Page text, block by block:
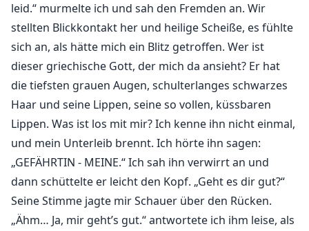
leid.“ murmelte ich und sah den Fremden an. Wir
stellten Blickkontakt her und heilige Scheiße, es fühlte
sich an, als hätte mich ein Blitz getroffen. Wer ist
dieser griechische Gott, der mich da ansieht? Er hat
die tiefsten grauen Augen, schulterlanges schwarzes
Haar und seine Lippen, seine so vollen, küssbaren
Lippen. Was ist los mit mir? Ich kenne ihn nicht einmal,
und mein Unterleib brennt. Ich hörte ihn sagen:
„GEFÄHRTIN - MEINE.“ Ich sah ihn verwirrt an und
dann schüttelte er leicht den Kopf. „Geht es dir gut?“
Seine Stimme jagte mir Schauer über den Rücken.
„Ähm… Ja, mir geht’s gut.“ antwortete ich ihm leise, als